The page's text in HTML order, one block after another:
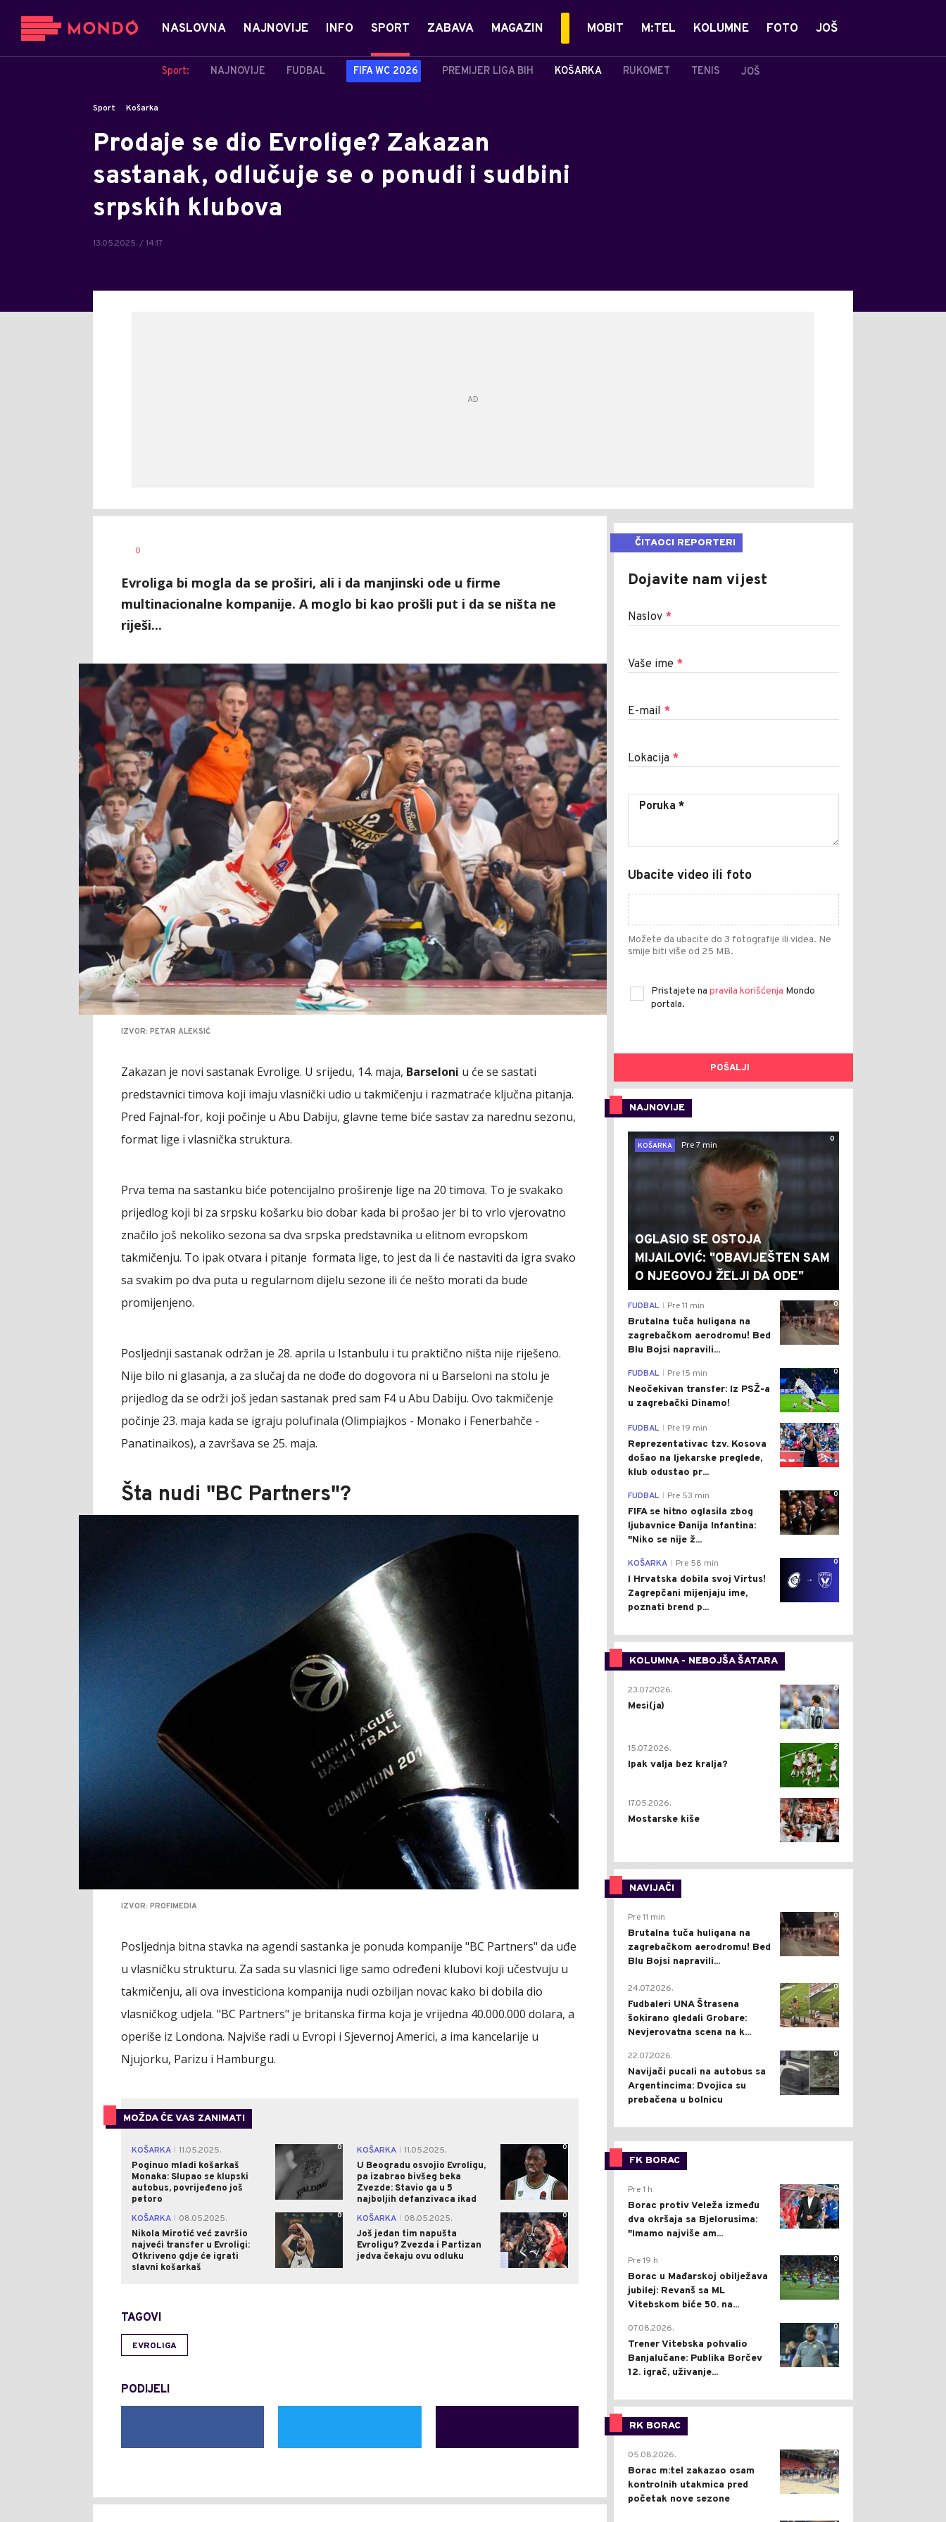
NASLOVNA NAJNOVIJE INFO SPORT
Sport: NAJNOVIJE FUDBAL FIFA WC 2026 PREMIJER LIGA BIH KOŠARKA RUKOMET TENIS JOŠ
ZABAVA MAGAZIN MOBIT M:TEL KOLUMNE FOTO JOŠ
Sport Košarka
Prodaje se dio Evrolige? Zakazan
sastanak, odlučuje se o ponudi i sudbini
srpskih klubova
13.05.2025. / 14:17
AUTOR
0
Evroliga bi mogla da se proširi, ali i da manjinski ode u firme
multinacionalne kompanije. A moglo bi kao prošli put i da se ništa ne
riješi...
IZVOR: PETAR ALEKSIĆ
Zakazan je novi sastanak Evrolige. U srijedu, 14. maja, Barseloni u će se sastati
predstavnici timova koji imaju vlasnički udio u takmičenju i razmatraće ključna pitanja.
Pred Fajnal-for, koji počinje u Abu Dabiju, glavne teme biće sastav za narednu sezonu,
format lige i vlasnička struktura.
Prva tema na sastanku biće potencijalno proširenje lige na 20 timova. To je svakako
prijedlog koji bi za srpsku košarku bio dobar kada bi prošao jer bi to vrlo vjerovatno
značilo još nekoliko sezona sa dva srpska predstavnika u elitnom evropskom
takmičenju. To ipak otvara i pitanje formata lige, to jest da li će nastaviti da igra svako
sa svakim po dva puta u regularnom dijelu sezone ili će nešto morati da bude
promijenjeno.
Posljednji sastanak održan je 28. aprila u Istanbulu i tu praktično ništa nije riješeno.
Nije bilo ni glasanja, a za slučaj da ne dođe do dogovora ni u Barseloni na stolu je
prijedlog da se održi još jedan sastanak pred sam F4 u Abu Dabiju. Ovo takmičenje
počinje 23. maja kada se igraju polufinala (Olimpiajkos - Monako i Fenerbahče -
Panatinaikos), a završava se 25. maja.
Šta nudi "BC Partners"?
IZVOR: PROFIMEDIA
Posljednja bitna stavka na agendi sastanka je ponuda kompanije "BC Partners" da uđe
u vlasničku strukturu. Za sada su vlasnici lige samo određeni klubovi koji učestvuju u
takmičenju, ali ova investiciona kompanija nudi ozbiljan novac kako bi dobila dio
vlasničkog udjela. "BC Partners" je britanska firma koja je vrijedna 40.000.000 dolara, a
operiše iz Londona. Najviše radi u Evropi i Sjevernoj Americi, a ima kancelarije u
Njujorku, Parizu i Hamburgu.
MOŽDA ĆE VAS ZANIMATI
KOŠARKA
11.05.2025.
Poginuo mladi košarkaš
Monaka: Slupao se klupski
autobus, povrijeđeno još
petoro
0 KOŠARKA
11.05.2025.
U Beogradu osvojio Evroligu,
pa izabrao bivšeg beka
Zvezde: Stavio ga u 5
najboljih defanzivaca ikad
0
KOŠARKA
08.05.2025.
Nikola Mirotić već završio
najveći transfer u Evroligi:
Otkriveno gdje će igrati
slavni košarkaš
0 KOŠARKA
08.05.2025.
Još jedan tim napušta
Evroligu? Zvezda i Partizan
jedva čekaju ovu odluku
0
TAGOVI
EVROLIGA
PODIJELI
ČITAOCI REPORTERI
Dojavite nam vijest
Naslov *
Vaše ime *
E-mail *
Lokacija *
Ubacite video ili foto
Možete da ubacite do 3 fotografije ili videa. Ne
smije biti više od 25 MB.
Pristajete na pravila korišćenja Mondo
portala.
POŠALJI
NAJNOVIJE
0
KOŠARKA
Pre 7 min
OGLASIO SE OSTOJA
MIJAILOVIĆ: "OBAVIJEŠTEN SAM
O NJEGOVOJ ŽELJI DA ODE"
0
FUDBAL Pre 11 min
Brutalna tuča huligana na
zagrebačkom aerodromu! Bed
Blu Bojsi napravili...
0
FUDBAL Pre 15 min
Neočekivan transfer: Iz PSŽ-a
u zagrebački Dinamo!
0
FUDBAL Pre 19 min
Reprezentativac tzv. Kosova
došao na ljekarske preglede,
klub odustao pr...
0
FUDBAL Pre 53 min
FIFA se hitno oglasila zbog
ljubavnice Đanija Infantina:
"Niko se nije ž...
0
KOŠARKA Pre 58 min
I Hrvatska dobila svoj Virtus!
Zagrepčani mijenjaju ime,
poznati brend p...
KOLUMNA - NEBOJŠA ŠATARA
0
23.07.2026.
Mesi(ja)
2
15.07.2026.
Ipak valja bez kralja?
0
17.05.2026.
Mostarske kiše
NAVIJAČI
0
Pre 11 min
Brutalna tuča huligana na
zagrebačkom aerodromu! Bed
Blu Bojsi napravili...
0
24.07.2026.
Fudbaleri UNA Štrasena
šokirano gledali Grobare:
Nevjerovatna scena na k...
0
22.07.2026.
Navijači pucali na autobus sa
Argentincima: Dvojica su
prebačena u bolnicu
FK BORAC
0
Pre 1 h
Borac protiv Veleža između
dva okršaja sa Bjelorusima:
"Imamo najviše am...
0
Pre 19 h
Borac u Mađarskoj obilježava
jubilej: Revanš sa ML
Vitebskom biće 50. na...
0
07.08.2026.
Trener Vitebska pohvalio
Banjalučane: Publika Borčev
12. igrač, uživanje...
RK BORAC
0
05.08.2026.
Borac m:tel zakazao osam
kontrolnih utakmica pred
početak nove sezone